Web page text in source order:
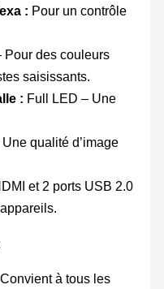
: Pour un contrôle
Pour des couleurs
saisissants.
: Full LED – Une
qualité d’image
et 2 ports USB 2.0
à tous les